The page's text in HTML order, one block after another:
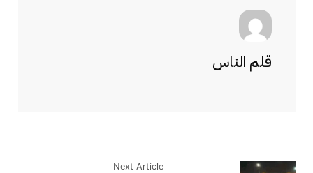
قلم الناس
Next Article